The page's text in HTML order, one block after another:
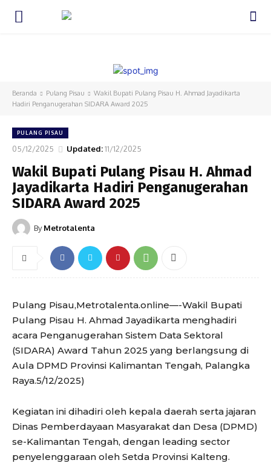
Beranda Pulang Pisau
Wakil Bupati Pulang Pisau H. Ahmad Jayadikarta
Hadiri Penganugerahan SIDARA Award 2025
PULANG PISAU
05/12/2025 Updated:11/12/2025
Wakil Bupati Pulang Pisau H. Ahmad
Jayadikarta Hadiri Penganugerahan
SIDARA Award 2025
By Metrotalenta
Pulang Pisau,Metrotalenta.online—-Wakil Bupati
Pulang Pisau H. Ahmad Jayadikarta menghadiri
acara Penganugerahan Sistem Data Sektoral
(SIDARA) Award Tahun 2025 yang berlangsung di
Aula DPMD Provinsi Kalimantan Tengah, Palangka
Raya.5/12/2025)
Kegiatan ini dihadiri oleh kepala daerah serta jajaran
Dinas Pemberdayaan Masyarakat dan Desa (DPMD)
se-Kalimantan Tengah, dengan leading sector
penyelenggaraan oleh Setda Provinsi Kalteng.